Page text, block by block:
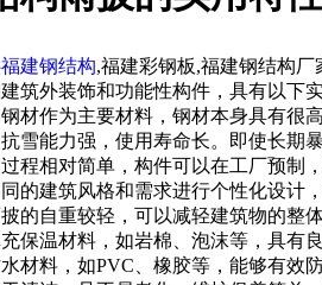
福建钢结构,福建彩钢板,福建钢结构厂
筑外装饰和功能性构件，具有以下实
材作为主要材料，钢材本身具有很
能力强，使用寿命长。即使长期暴
程相对简单，构件可以在工厂预制
建筑风格和需求进行个性化设计，
自重较轻，可以减轻建筑物的整体
温材料，如岩棉、泡沫等，具有良
料，如PVC、橡胶等，能够有效防